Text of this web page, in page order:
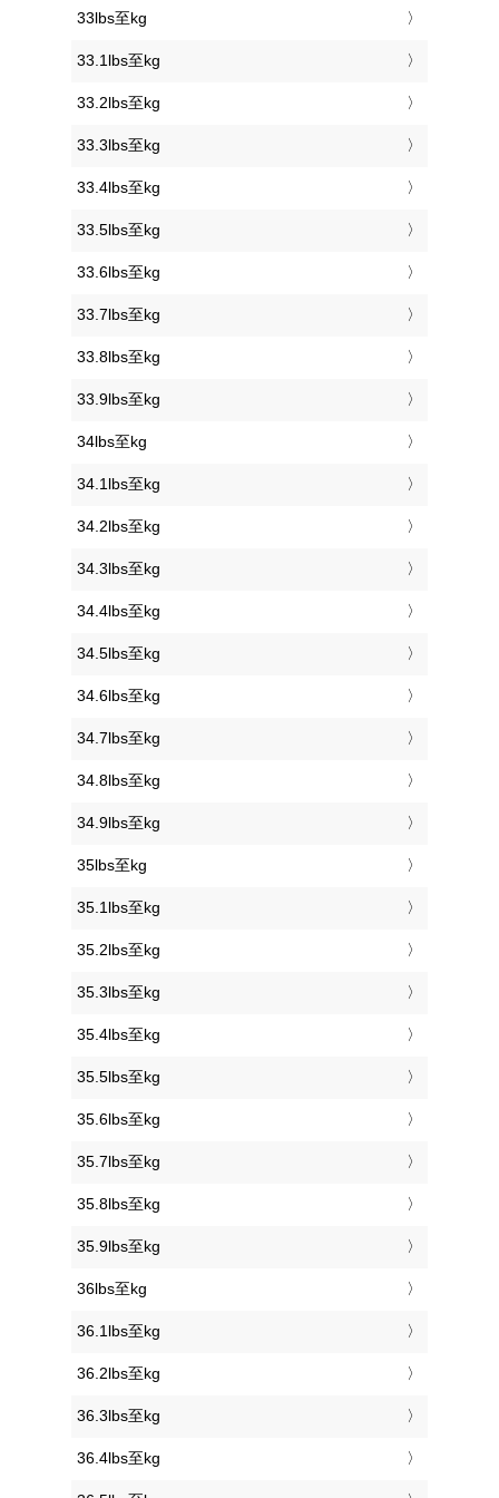
33lbs至kg
33.1lbs至kg
33.2lbs至kg
33.3lbs至kg
33.4lbs至kg
33.5lbs至kg
33.6lbs至kg
33.7lbs至kg
33.8lbs至kg
33.9lbs至kg
34lbs至kg
34.1lbs至kg
34.2lbs至kg
34.3lbs至kg
34.4lbs至kg
34.5lbs至kg
34.6lbs至kg
34.7lbs至kg
34.8lbs至kg
34.9lbs至kg
35lbs至kg
35.1lbs至kg
35.2lbs至kg
35.3lbs至kg
35.4lbs至kg
35.5lbs至kg
35.6lbs至kg
35.7lbs至kg
35.8lbs至kg
35.9lbs至kg
36lbs至kg
36.1lbs至kg
36.2lbs至kg
36.3lbs至kg
36.4lbs至kg